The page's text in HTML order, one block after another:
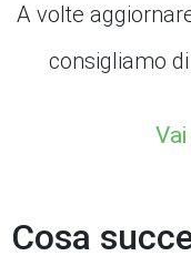
A volte
consigliamo
Cosa